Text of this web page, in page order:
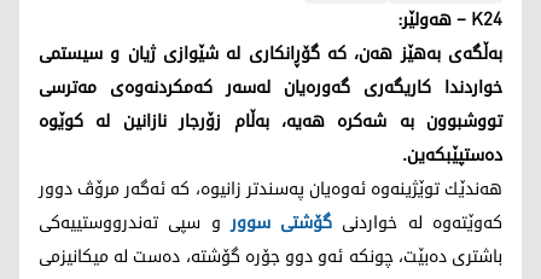
K24 – هه‌ولێر:
به‌ڵگه‌ی به‌هێز هه‌ن، كه‌ گۆڕانكاری له‌ شێوازی ژیان و سیستمی
خواردندا كاریگه‌ری گه‌وره‌یان له‌سه‌ر كه‌مكردنه‌وه‌ی مه‌ترسی
تووشبوون به‌ شه‌كره‌ هه‌یه‌، به‌ڵام زۆرجار نازانین له‌ كوێوه‌
ده‌ستپێبكه‌ین.
هه‌ندێك توێژینه‌وه‌ ئه‌وه‌یان په‌سندتر زانیوه‌، كه‌ ئه‌گه‌ر مرۆڤ دوور
كه‌وێته‌وه‌ له‌ خواردنی گۆشتی سوورو سپی ته‌ندرووستییه‌كی
باشتری ده‌بێت، چونكه‌ ئه‌و دوو جۆره‌ گۆشته‌، ده‌ست له‌ میكانیزمی